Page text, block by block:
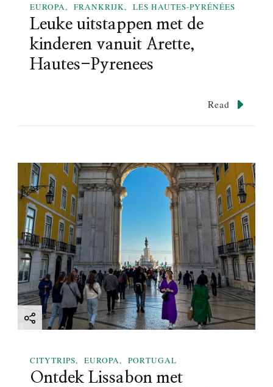
EUROPA FRANKRIJK LES HAUTES-PYRÉNÉES
Leuke uitstappen met de
kinderen vanuit Arette,
Hautes-Pyrenees
Read
CITYTRIPS EUROPA PORTUGAL
Ontdek Lissabon met